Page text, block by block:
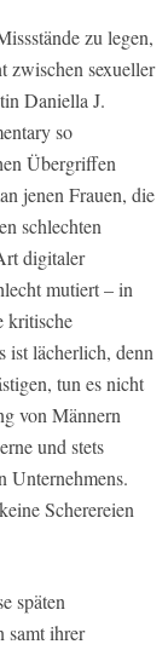
zu legen,
zwischen sexueller
Daniella J.
so
Übergriffen
jenen Frauen, die
schlechten
digitaler
mutiert – in
kritische
ist lächerlich, denn
tun es nicht
von Männern
und stets
Unternehmens.
Scherereien
späten
samt ihrer